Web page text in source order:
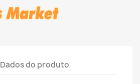
Dados do produto